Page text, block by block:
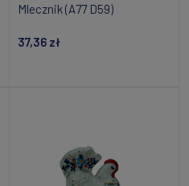
Mlecznik (A77 D59)
37,36 zł